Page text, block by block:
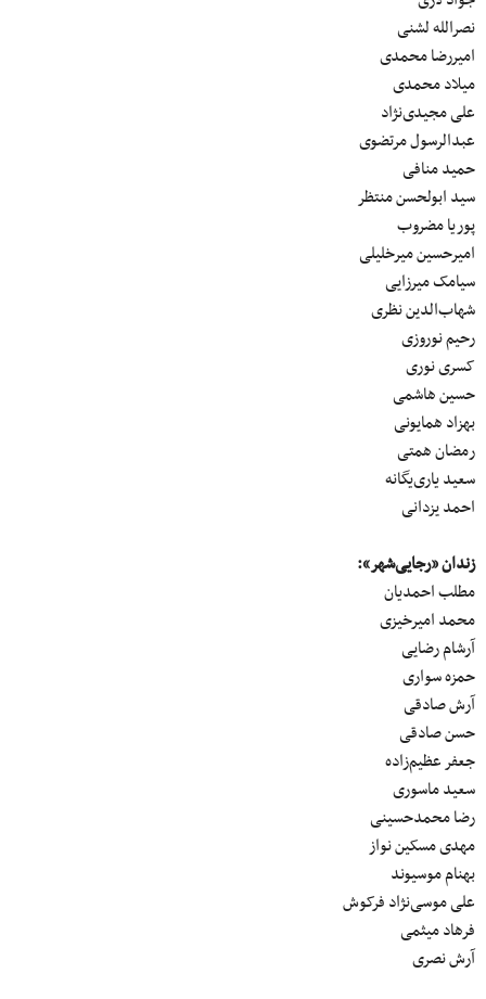
نصرالله لشنی
امیررضا محمدی
میلاد محمدی
علی مجیدی‌نژاد
عبدالرسول مرتضوی
حمید منافی
سید ابولحسن منتظر
پوریا مضروب
امیرحسین میرخلیلی
سیامک میرزایی
شهاب‌الدین نظری
رحیم نوروزی
کسری نوری
حسین هاشمی
بهزاد همایونی
رمضان همتی
سعید یاری‌یگانه
احمد یزدانی
زندان «رجایی‌شهر»:
مطلب احمدیان
محمد امیرخیزی
آرشام رضایی
حمزه سواری
آرش صادقی
حسن صادقی
جعفر عظیم‌زاده
سعید ماسوری
رضا محمدحسینی
مهدی مسکین نواز
بهنام موسیوند
علی موسی‌نژاد فرکوش
فرهاد میثمی
آرش نصری